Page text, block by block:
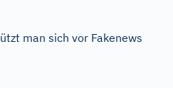
man sich vor Fakenews